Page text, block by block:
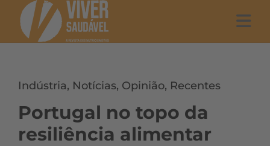
Indústria, Notícias, Opinião, Recentes
Portugal no topo da
resiliência alimentar